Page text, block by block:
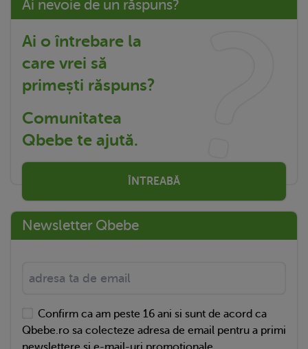
Ai nevoie de un răspuns?
Ai o întrebare la
care vrei să
primești răspuns?
Comunitatea
Qbebe te ajută.
ÎNTREABĂ
Newsletter Qbebe
Confirm ca am peste 16 ani si sunt de acord ca
Qbebe.ro sa colecteze adresa de email pentru a primi